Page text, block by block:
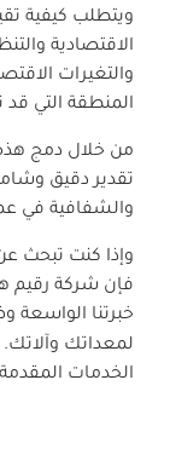
ويتطلب كيفية
الاقتصادية
والتغيرات
المنطقة التي قد
من خلال دمج هذه
تقدير دقيق
والشفافية في
وإذا كنت تبحث
فإن شركة رقيم
خبرتنا
لمعداتك
الخدمات